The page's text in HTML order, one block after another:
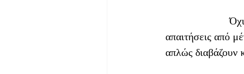
                Όχι, αγαπητοί μου. Έχω απαιτήσεις από τους αναγνώστες μου, όπως κι αυτοί έχουν
απαιτήσεις από
απλώς διαβάζουν